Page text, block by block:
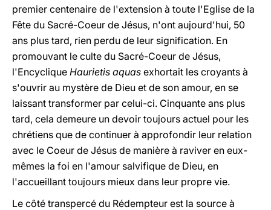
premier centenaire de l'extension à toute l'Eglise de la
Fête du Sacré-Coeur de Jésus, n'ont aujourd'hui, 50
ans plus tard, rien perdu de leur signification. En
promouvant le culte du Sacré-Coeur de Jésus,
l'Encyclique Haurietis aquas exhortait les croyants à
s'ouvrir au mystère de Dieu et de son amour, en se
laissant transformer par celui-ci. Cinquante ans plus
tard, cela demeure un devoir toujours actuel pour les
chrétiens que de continuer à approfondir leur relation
avec le Coeur de Jésus de manière à raviver en eux-
mêmes la foi en l'amour salvifique de Dieu, en
l'accueillant toujours mieux dans leur propre vie.
Le côté transpercé du Rédempteur est la source à